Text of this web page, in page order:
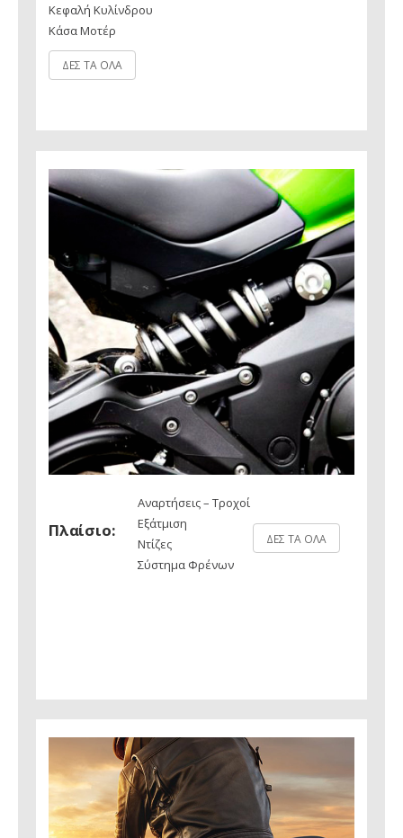
Κεφαλή Κυλίνδρου
Κάσα Μοτέρ
ΔΕΣ ΤΑ ΟΛΑ
Πλαίσιο:
Αναρτήσεις – Τροχοί
Εξάτμιση
Ντίζες
Σύστημα Φρένων
ΔΕΣ ΤΑ ΟΛΑ